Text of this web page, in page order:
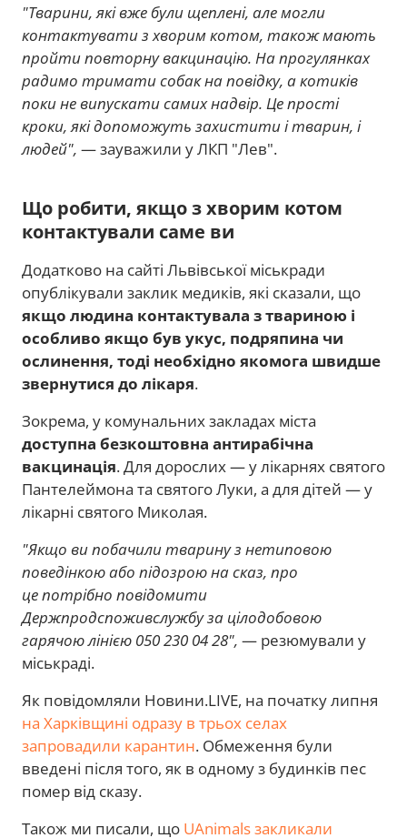
"Тварини, які вже були щеплені, але могли
контактувати з хворим котом, також мають
пройти повторну вакцинацію. На прогулянках
радимо тримати собак на повідку, а котиків
поки не випускати самих надвір. Це прості
кроки, які допоможуть захистити і тварин, і
людей", — зауважили у ЛКП "Лев".
Що робити, якщо з хворим котом
контактували саме ви
Додатково на сайті Львівської міськради
опублікували заклик медиків, які сказали, що
якщо людина контактувала з твариною і
особливо якщо був укус, подряпина чи
ослинення, тоді необхідно якомога швидше
звернутися до лікаря.
Зокрема, у комунальних закладах міста
доступна безкоштовна антирабічна
вакцинація. Для дорослих — у лікарнях святого
Пантелеймона та святого Луки, а для дітей — у
лікарні святого Миколая.
"Якщо ви побачили тварину з нетиповою
поведінкою або підозрою на сказ, про
це потрібно повідомити
Держпродспоживслужбу за цілодобовою
гарячою лінією 050 230 04 28", — резюмували у
міськраді.
Як повідомляли Новини.LIVE, на початку липня
на Харківщині одразу в трьох селах
запровадили карантин. Обмеження були
введені після того, як в одному з будинків пес
помер від сказу.
Також ми писали, що UAnimals закликали